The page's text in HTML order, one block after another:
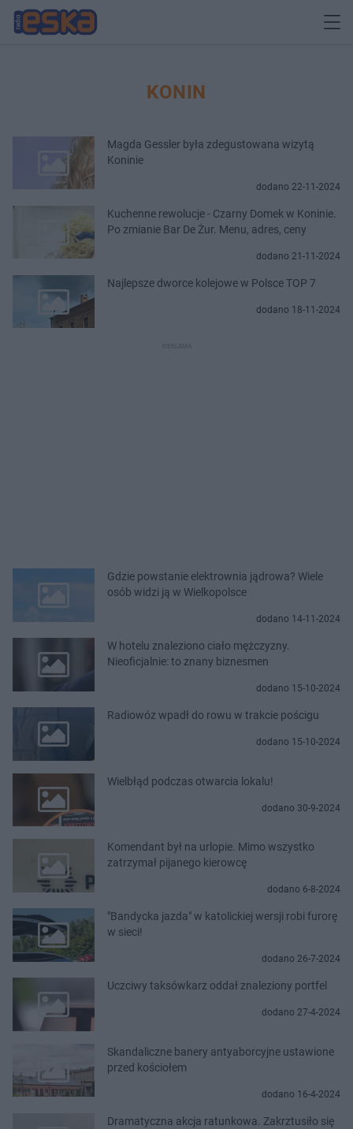
KONIN
Magda Gessler była zdegustowana wizytą
Koninie
dodano 22-11-2024
Kuchenne rewolucje - Czarny Domek w Koninie.
Po zmianie Bar De Żur. Menu, adres, ceny
dodano 21-11-2024
Najlepsze dworce kolejowe w Polsce TOP 7
dodano 18-11-2024
Gdzie powstanie elektrownia jądrowa? Wiele
osób widzi ją w Wielkopolsce
dodano 14-11-2024
W hotelu znaleziono ciało mężczyzny.
Nieoficjalnie: to znany biznesmen
dodano 15-10-2024
Radiowóz wpadł do rowu w trakcie pościgu
dodano 15-10-2024
Wielbłąd podczas otwarcia lokalu!
dodano 30-9-2024
Komendant był na urlopie. Mimo wszystko
zatrzymał pijanego kierowcę
dodano 6-8-2024
"Bandycka jazda" w katolickiej wersji robi furorę
w sieci!
dodano 26-7-2024
Uczciwy taksówkarz oddał znaleziony portfel
dodano 27-4-2024
Skandaliczne banery antyaborcyjne ustawione
przed kościołem
dodano 16-4-2024
Dramatyczna akcja ratunkowa. Zakrztusiło się